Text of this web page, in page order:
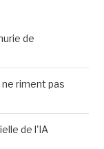
de
riment pas
de l'IA